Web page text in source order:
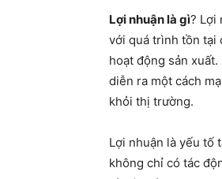
Lợi nhuận là gì? Lợi
với quá trình tồn tại
hoạt động sản
diễn ra một cách
khỏi thị trường.
Lợi nhuận là yếu tố
không chỉ có tác